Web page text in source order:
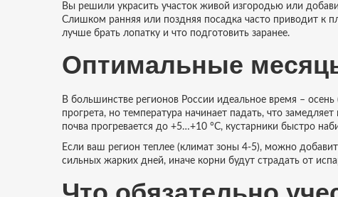
Вы решили украсить участок живой изгородью или
Слишком ранняя или поздняя посадка часто приводит к
лучше брать лопатку и что подготовить заранее.
Оптимальные
В большинстве регионов России идеальное время –
прогрета, но температура начинает падать, что
почва прогревается до +5…+10 °C, кустарники быстро
Если ваш регион теплее (климат зоны 4‑5), можно
сильных жарких дней, иначе корни будут страдать от